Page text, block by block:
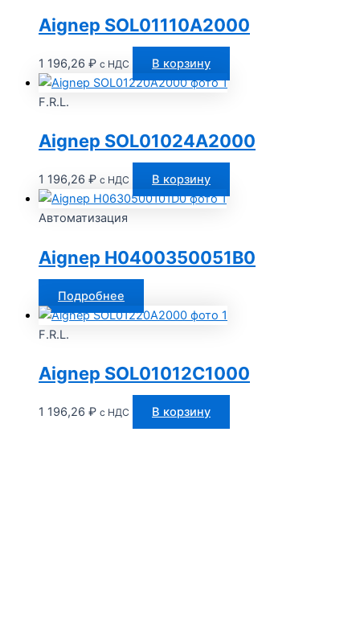
Aignep SOL01110A2000
1 196,26 ₽ с НДС В корзину
F.R.L.
Aignep SOL01024A2000
1 196,26 ₽ с НДС В корзину
Автоматизация
Aignep H0400350051B0
Подробнее
F.R.L.
Aignep SOL01012C1000
1 196,26 ₽ с НДС В корзину